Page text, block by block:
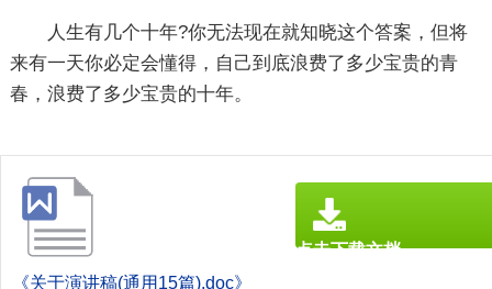
人生有几个十年?你无法现在就知晓这个答案，但将
来有一天你必定会懂得，自己到底浪费了多少宝贵的青
春，浪费了多少宝贵的十年。
《关于演讲稿(通用15篇).doc》
点击下载文档